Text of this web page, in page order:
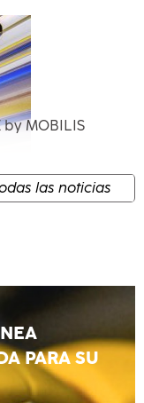
MOBILIS
las noticias
PARA SU